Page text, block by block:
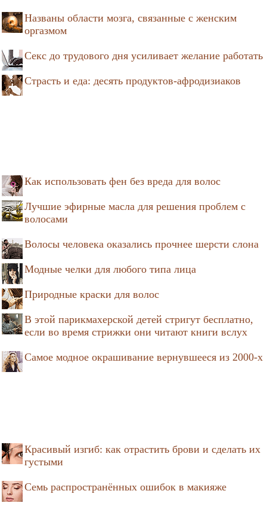
Названы области мозга, связанные с женским
оргазмом
Секс до трудового дня усиливает желание работать
Страсть и еда: десять продуктов-афродизиаков
Как использовать фен без вреда для волос
Лучшие эфирные масла для решения проблем с
волосами
Волосы человека оказались прочнее шерсти слона
Модные челки для любого типа лица
Природные краски для волос
В этой парикмахерской детей стригут бесплатно,
если во время стрижки они читают книги вслух
Самое модное окрашивание вернувшееся из 2000-х
Красивый изгиб: как отрастить брови и сделать их
густыми
Семь распространённых ошибок в макияже